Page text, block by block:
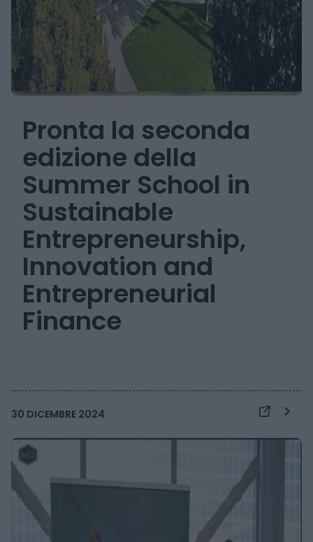
Pronta la seconda
edizione della
Summer School in
Sustainable
Entrepreneurship,
Innovation and
Entrepreneurial
Finance
30 DICEMBRE 2024